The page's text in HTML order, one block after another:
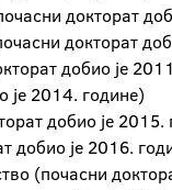
докторат
докторат
добио је
је 2014. године)
добио је 2015.
добио је 2016.
(почасни